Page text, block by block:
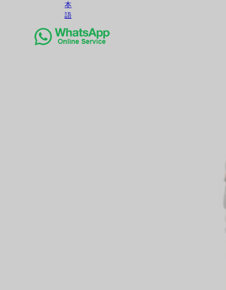
本
語